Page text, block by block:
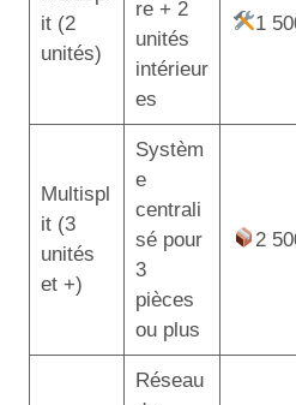
it (2
unités)
re + 2
unités
intérieur
es
1
Multispl
it (3
unités
et +)
Systèm
e
centrali
sé pour
3
pièces
ou plus
2
Réseau